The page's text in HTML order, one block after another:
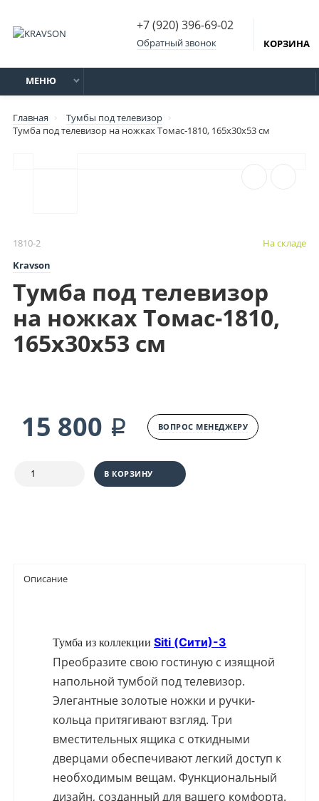
+7 (920) 396-69-02
Обратный звонок КОРЗИНА
МЕНЮ
Главная
Тумбы под телевизор
Тумба под телевизор на ножках Томас-1810, 165х30х53 см
1810-2
Kravson
Тумба под телевизор
на ножках Томас-1810,
165х30х53 см
На складе
15 800 ₽
В КОРЗИНУ
ВОПРОС МЕНЕДЖЕРУ
Описание
Тумба из коллекции Siti (Сити)-3
Преобразите свою гостиную с изящной
напольной тумбой под телевизор.
Элегантные золотые ножки и ручки-
кольца притягивают взгляд. Три
вместительных ящика с откидными
дверцами обеспечивают легкий доступ к
необходимым вещам. Функциональный
дизайн, созданный для вашего комфорта.